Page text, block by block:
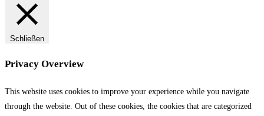
Schließen
Privacy Overview
This website uses cookies to improve your experience while you navigate
through the website. Out of these cookies, the cookies that are categorized